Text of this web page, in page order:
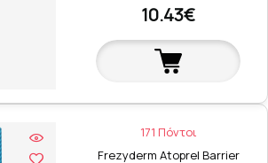
10.43€
171 Πόντοι
Frezyderm Atoprel Barrier